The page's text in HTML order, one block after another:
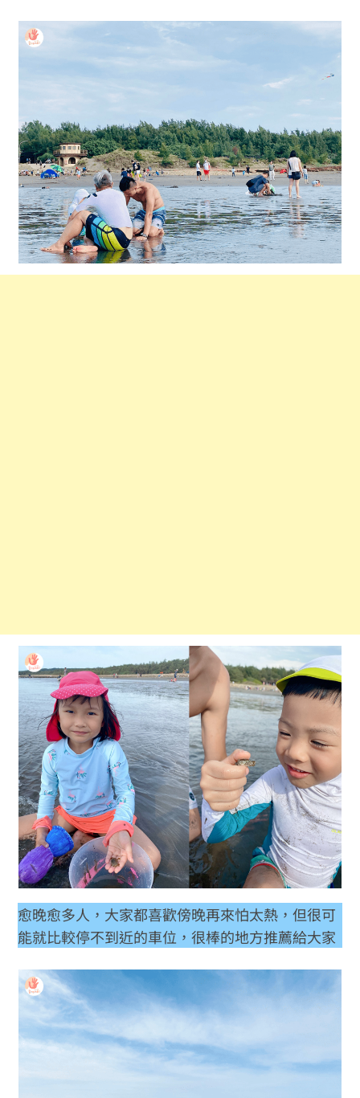
愈晚愈多人，大家都喜歡傍晚再來怕太熱，但很可
能就比較停不到近的車位，很棒的地方推薦給大家